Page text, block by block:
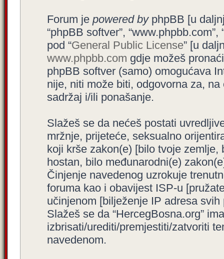
Forum je powered byphpBB [u
“phpBB softver”,
pod “General Public License” [u
www.phpbb.com gdje možeš
phpBB softver (samo) omogućava
nije, niti može biti, odgovorna za,
sadržaj i/ili ponašanje.
Slažeš se da nećeš postati
mržnje, prijeteće, seksualno
koji krše zakon(e) [bilo tvoje zemlje,
hostan, bilo međunarodni(e)
Činjenje navedenog uzrokuje
foruma kao i obavijest ISP-u
učinjenom [bilježenje IP adresa
Slažeš se da “HercegBosna.org”
izbrisati/urediti/premjestiti/zatvoriti
navedenom.